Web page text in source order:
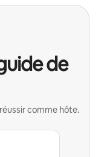
de
comme hôte.